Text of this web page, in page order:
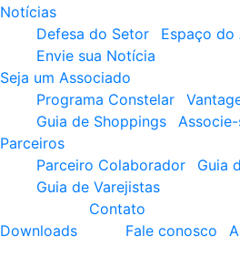
Notícias
Defesa do Setor
Espaço do
Envie sua Notícia
Seja um Associado
Programa Constelar
Guia de Shoppings
Parceiros
Parceiro Colaborador
Guia
Guia de Varejistas
Downloads
Contato
Fale conosco